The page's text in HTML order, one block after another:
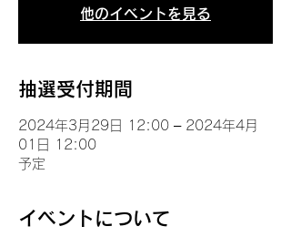
他のイベントを見る
抽選受付期間
2024年3月29日 12:00 – 2024年4月
01日 12:00
予定
イベントについて